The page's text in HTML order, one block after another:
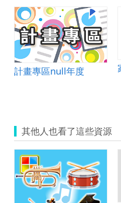
計畫專區null年度
其他人也看了這些資源